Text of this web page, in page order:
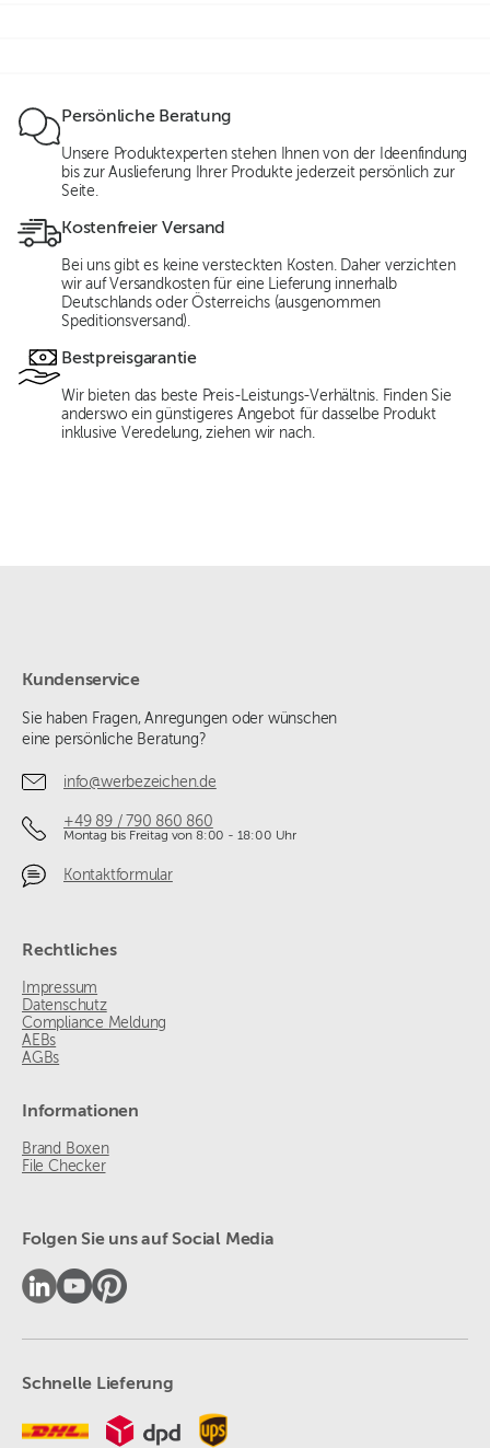
Persönliche Beratung
Unsere Produktexperten stehen Ihnen von der Ideenfindung
bis zur Auslieferung Ihrer Produkte jederzeit persönlich zur
Seite.
Kostenfreier Versand
Bei uns gibt es keine versteckten Kosten. Daher verzichten
wir auf Versandkosten für eine Lieferung innerhalb
Deutschlands oder Österreichs (ausgenommen
Speditionsversand).
Bestpreisgarantie
Wir bieten das beste Preis-Leistungs-Verhältnis. Finden Sie
anderswo ein günstigeres Angebot für dasselbe Produkt
inklusive Veredelung, ziehen wir nach.
Kundenservice
Sie haben Fragen, Anregungen oder wünschen
eine persönliche Beratung?
info@werbezeichen.de
+49 89 / 790 860 860
Montag bis Freitag von 8:00 - 18:00 Uhr
Kontaktformular
Rechtliches
Impressum
Datenschutz
Compliance Meldung
AEBs
AGBs
Informationen
Brand Boxen
File Checker
Folgen Sie uns auf Social Media
Schnelle Lieferung